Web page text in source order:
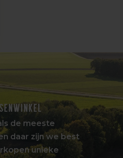
de meeste
daar zijn we best
unieke